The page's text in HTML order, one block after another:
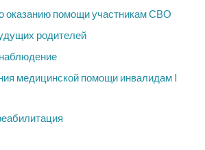
оказанию помощи участникам СВО
родителей
медицинской помощи инвалидам I